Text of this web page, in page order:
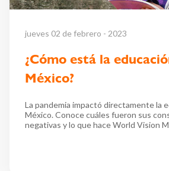
jueves 02 de febrero - 2023
¿Cómo está la
México?
La pandemia impactó directamente la
México. Conoce cuáles fueron sus
negativas y lo que hace World Vision